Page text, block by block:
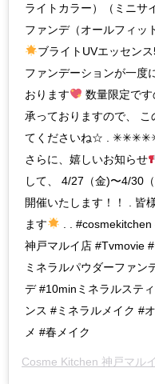
ライトカラー）（ミニサ
ファンデ（オールフィッ
ブライトUVエッセン
ファンデーションが一度
おります
数量限定で
承っておりますので、
てくださいね☆ .
さらに、嬉しいお知らせ
して、 4/27（金)〜4/30
開催いたします！！ . 皆
ます
. .
神戸マルイ店 #Tvmovie
ミネラルパウダーファン
デ #10minミネラルステ
ンス #ミネラルメイク #
メ #春メイク
Cosme Kitchen 神戸マル